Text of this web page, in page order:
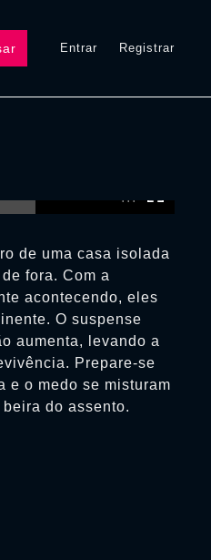
Entrar Registrar
de uma casa isolada
fora. Com a
acontecendo, eles
O suspense
aumenta, levando a
Prepare-se
e o medo se misturam
do assento.